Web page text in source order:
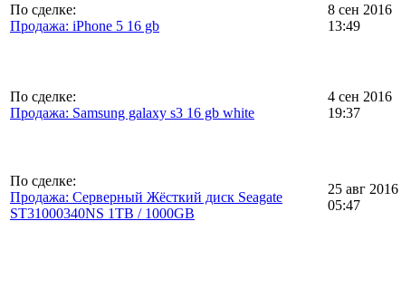
По сделке:
Продажа: iPhone 5 16 gb
8 сен 2016
13:49
По сделке:
Продажа: Samsung galaxy s3 16 gb white
4 сен 2016
19:37
По сделке:
Продажа: Серверный Жёсткий диск Seagate
ST31000340NS 1TB / 1000GB
25 авг 2016
05:47